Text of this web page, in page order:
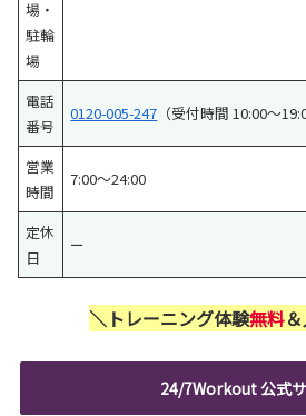
場・
駐輪
場
電話
番号
0120-005-247 （受付時間 10:00～
営業
時間
7:00～24:00
定休
日
ー
＼トレーニング体験無料
24/7Workout 公式